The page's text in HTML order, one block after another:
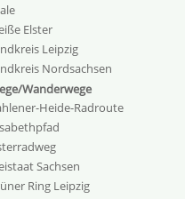
Elster
Leipzig
Nordsachsen
Wanderwege
Heide-Radroute
Sachsen
Ring Leipzig